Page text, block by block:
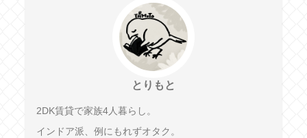
とりもと
2DK賃貸で家族4人暮らし。
インドア派、例にもれずオタク。